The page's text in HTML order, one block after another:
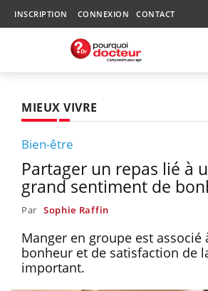
INSCRIPTION CONNEXION CONTACT
MIEUX VIVRE
Bien-être
Partager un repas lié à
grand sentiment de
Par Sophie Raffin
Manger en groupe est associé
bonheur et de satisfaction de
important.